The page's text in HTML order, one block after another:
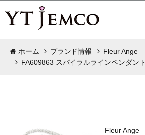
ホーム ブランド情報
Fleur Ange
FA609863 スパイラルラインペンダント
Fleur Ange